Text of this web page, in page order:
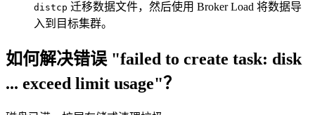
distcp 迁移数据文件，然后使用 Broker Load 将数据导
入到目标集群。
如何解决错误 "failed to create task: disk
... exceed limit usage"？